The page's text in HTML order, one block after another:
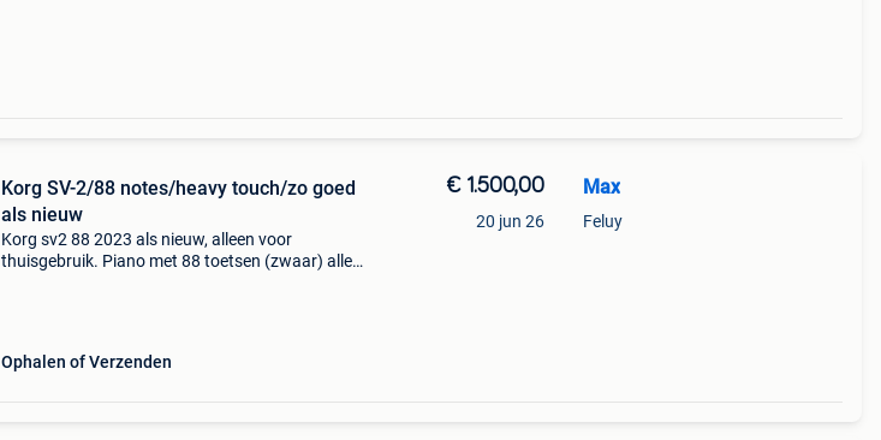
Korg SV-2/88 notes/heavy touch/zo goed
als nieuw
Korg sv2 88 2023 als nieuw, alleen voor
thuisgebruik. Piano met 88 toetsen (zwaar) alle
Ophalen of Verzenden
€ 1.500,00
20 jun 26
Max
Feluy